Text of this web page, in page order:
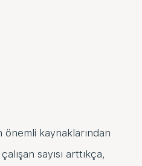
önemli kaynaklarından
sayısı arttıkça,